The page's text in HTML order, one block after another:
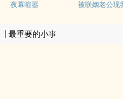
夜幕喧嚣
最重要的小事